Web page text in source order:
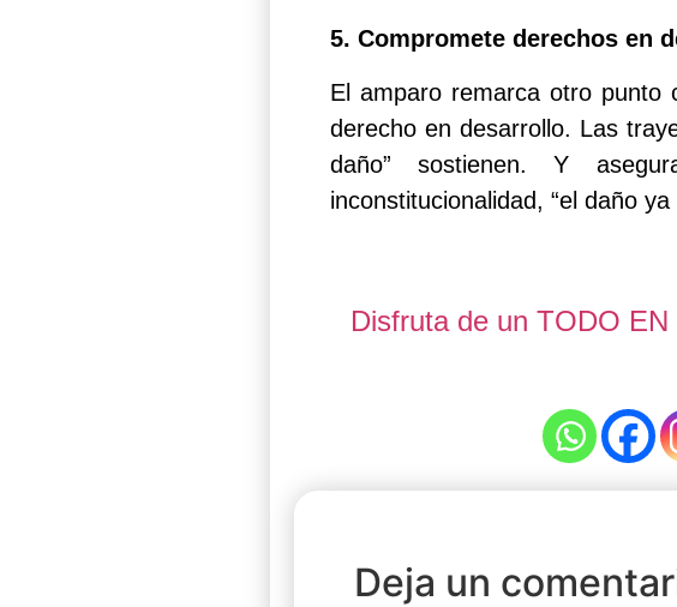
5. Compromete derechos en
El amparo remarca otro punto
derecho en desarrollo. Las
daño” sostienen. Y
inconstitucionalidad, “el daño
Disfruta de un TODO
Deja un